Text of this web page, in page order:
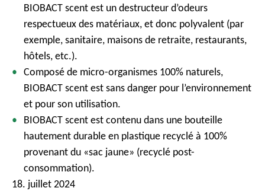
BIOBACT scent est un destructeur d’odeurs
respectueux des matériaux, et donc polyvalent (par
exemple, sanitaire, maisons de retraite, restaurants,
hôtels, etc.).
Composé de micro-organismes 100% naturels,
BIOBACT scent est sans danger pour l’environnement
et pour son utilisation.
BIOBACT scent est contenu dans une bouteille
hautement durable en plastique recyclé à 100%
provenant du «sac jaune» (recyclé post-
consommation).
18. juillet 2024